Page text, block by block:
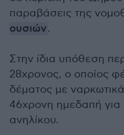
παραβάσεις της
ουσιών.
Στην ίδια υπόθεση
28χρονος, ο οποίος
δέματος με
46χρονη ημεδαπή
ανηλίκου.